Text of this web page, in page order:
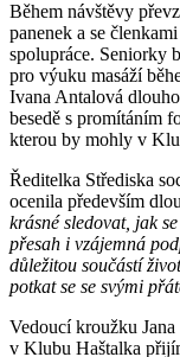
Během návštěvy
panenek a se
spolupráce. Seniorky
pro výuku masáží
Ivana Antalová
besedě s promítáním
kterou by mohly v
Ředitelka Střediska
ocenila především
krásné sledovat, jak
přesah i vzájemná
důležitou součástí
potkat se se svými
Vedoucí kroužku
v Klubu Haštalka